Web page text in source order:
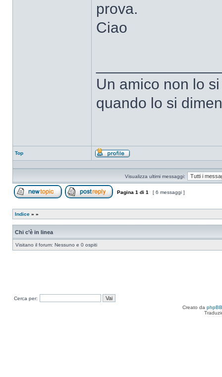
prova.
Ciao
Un amico non lo
quando lo si
Top
Profilo
Visualizza ultimi messaggi:
Pagina 1 di 1 [ 6 messaggi ]
Indice » »
Chi c’è in linea
Visitano il forum: Nessuno e 0 ospiti
Cerca per:
Creato da phpBB